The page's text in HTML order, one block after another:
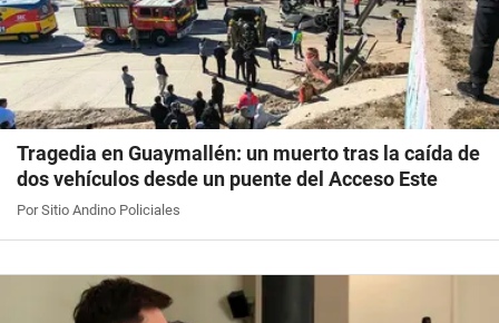
Tragedia en Guaymallén: un muerto tras la caída de
dos vehículos desde un puente del Acceso Este
Por Sitio Andino Policiales